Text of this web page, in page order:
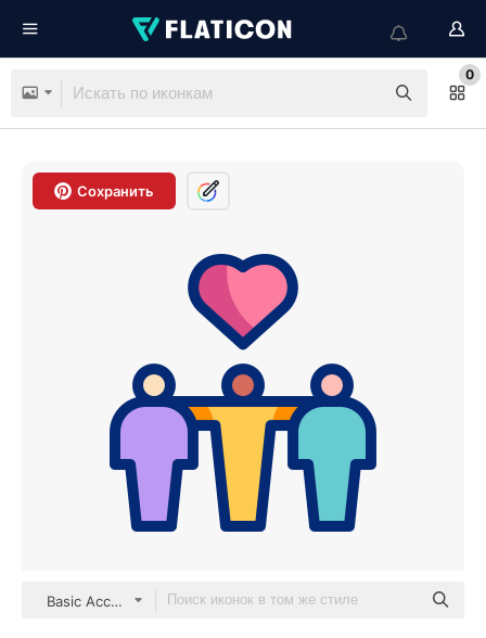
0
Сохранить
Basic Accent Lineal Color